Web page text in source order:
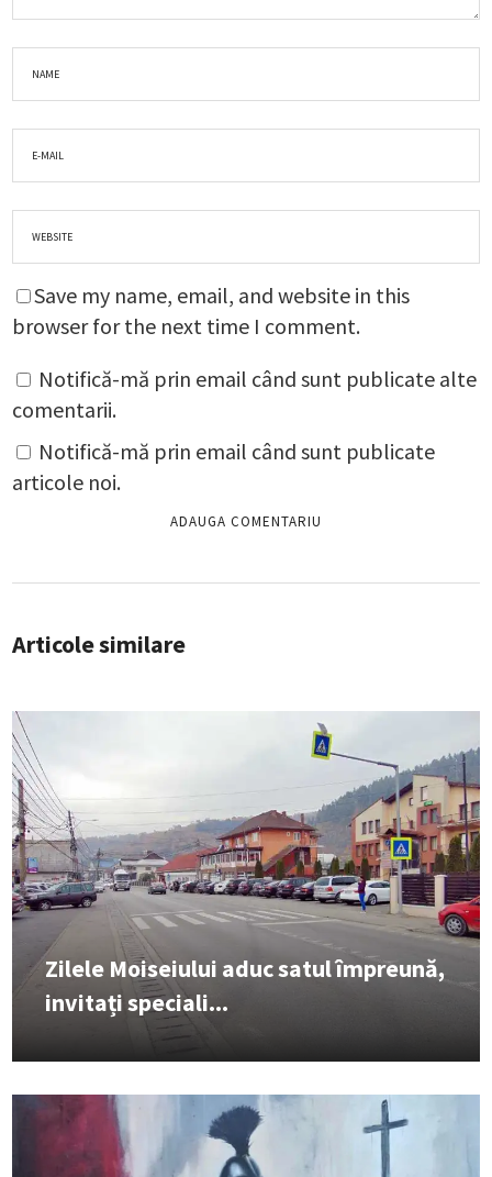
Save my name, email, and website in this
browser for the next time I comment.
Notifică-mă prin email când sunt publicate alte
comentarii.
Notifică-mă prin email când sunt publicate
articole noi.
Articole similare
Zilele Moiseiului aduc satul împreună,
invitați speciali...